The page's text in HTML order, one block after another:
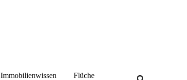
Immobilienwissen Flüche